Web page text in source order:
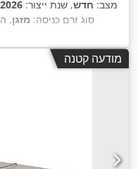
מצב: חדש, שנת ייצור: 2026
, סוג זרם כניסה: מזגן,
כולל:900 מ"מ , משקל
סוג כיוונון גובה:
,
,
מודעה קטנה